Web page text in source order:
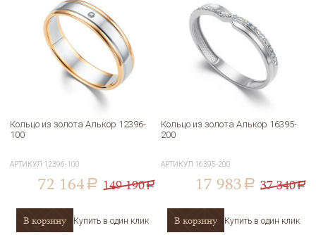
Кольцо из золота Алькор 12396-
100
АРТИКУЛ 12396-100
72 164 a 149 190a
В корзину Купить в один клик
Кольцо из золота Алькор 16395-
200
АРТИКУЛ 16395-200
17 983 a 37 340a
В корзину Купить в один клик